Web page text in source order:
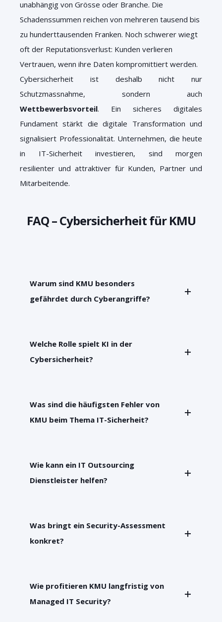
unabhängig von Grösse oder Branche. Die
Schadenssummen reichen von mehreren tausend bis
zu hunderttausenden Franken. Noch schwerer wiegt
oft der Reputationsverlust: Kunden verlieren
Vertrauen, wenn ihre Daten kompromittiert werden.
Cybersicherheit ist deshalb nicht nur
Schutzmassnahme, sondern auch
Wettbewerbsvorteil. Ein sicheres digitales
Fundament stärkt die digitale Transformation und
signalisiert Professionalität. Unternehmen, die heute
in IT-Sicherheit investieren, sind morgen
resilienter und attraktiver für Kunden, Partner und
Mitarbeitende.
FAQ – Cybersicherheit für KMU
Warum sind KMU besonders
gefährdet durch Cyberangriffe?
Welche Rolle spielt KI in der
Cybersicherheit?
Was sind die häufigsten Fehler von
KMU beim Thema IT-Sicherheit?
Wie kann ein IT Outsourcing
Dienstleister helfen?
Was bringt ein Security-Assessment
konkret?
Wie profitieren KMU langfristig von
Managed IT Security?